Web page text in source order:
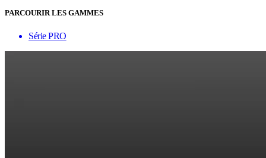
PARCOURIR LES GAMMES
Série PRO